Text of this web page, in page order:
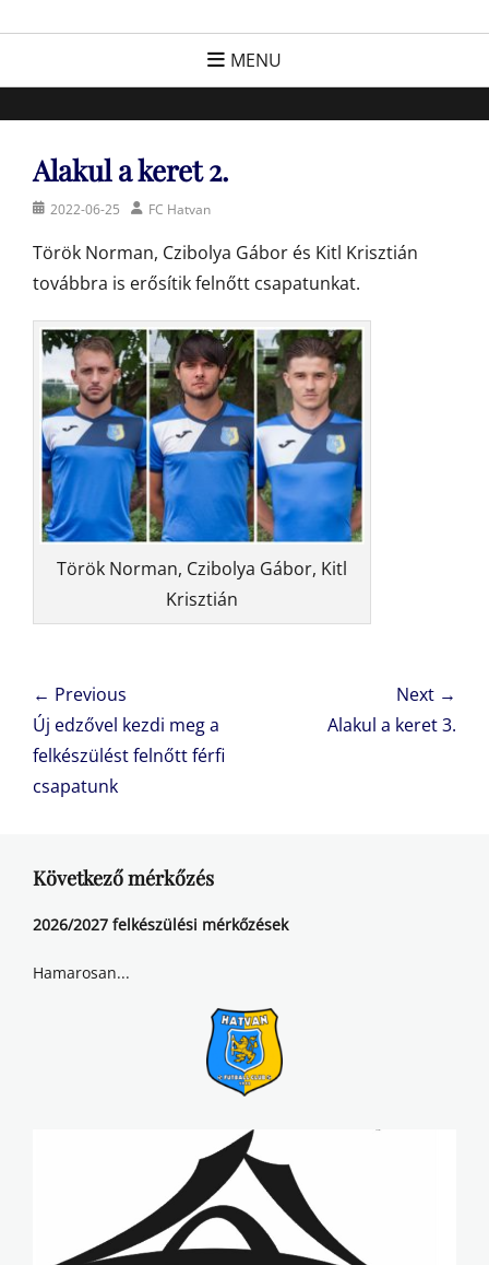
FC Hatvan
Egyesület a hatvani labdarúgásért, sportért!
MENU
Alakul a keret 2.
Posted2022-06-25 AuthorFC Hatvan
Török Norman, Czibolya Gábor és Kitl Krisztián
továbbra is erősítik felnőtt csapatunkat.
Török Norman, Czibolya Gábor, Kitl
Krisztián
Bejegyzés
navigáció
← Previous
Previous
post:
Új edzővel kezdi meg a
felkészülést felnőtt férfi
csapatunk
Next →
Alakul a keret 3.
Következő mérkőzés
2026/2027 felkészülési mérkőzések
Hamarosan...